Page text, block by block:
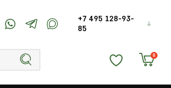
+7 495 128-93-
85
0